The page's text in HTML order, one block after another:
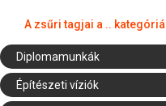
A zsűri tagjai a ..
Diplomamunkák
Építészeti víziók